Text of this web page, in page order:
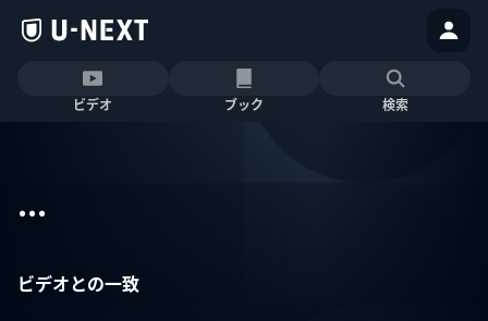
ビデオ ブック 検索
...
ビデオとの一致